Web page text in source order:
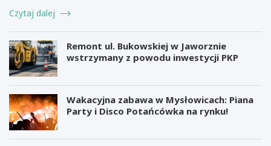
Czytaj dalej
Remont ul. Bukowskiej w Jaworznie
wstrzymany z powodu inwestycji PKP
Wakacyjna zabawa w Mysłowicach: Piana
Party i Disco Potańcówka na rynku!